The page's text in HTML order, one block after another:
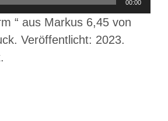
00:00
“ aus Markus 6,45 von
Veröffentlicht: 2023.